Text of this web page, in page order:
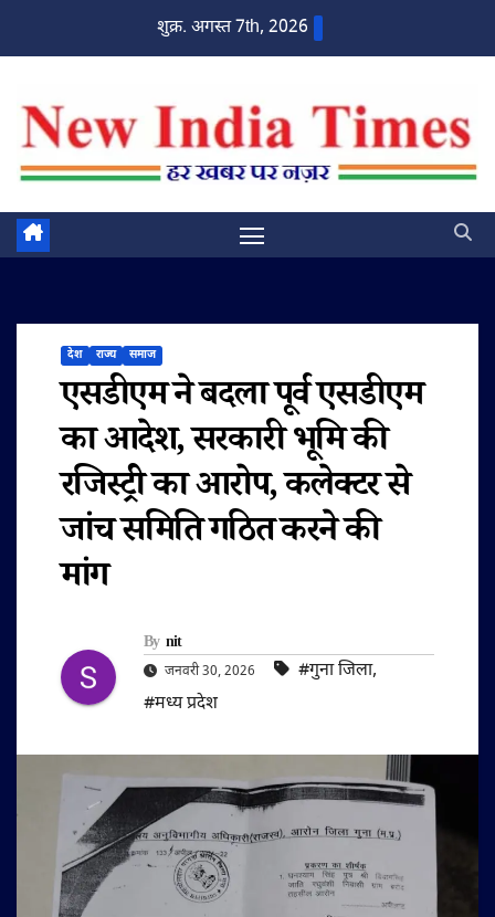
शुक्र. अगस्त 7th, 2026
देश राज्य समाज
एसडीएम ने बदला पूर्व एसडीएम
का आदेश, सरकारी भूमि की
रजिस्ट्री का आरोप, कलेक्टर से
जांच समिति गठित करने की
मांग
By nit
जनवरी 30, 2026 #गुना जिला,
#मध्य प्रदेश